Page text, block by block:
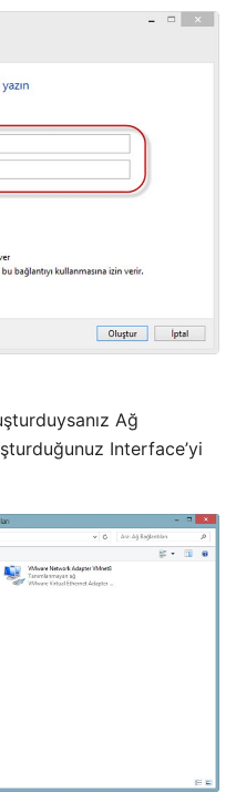
Ağ
Interface’yi